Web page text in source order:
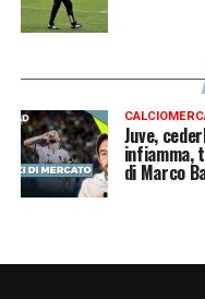
Juve,
infiamma,
di Marco